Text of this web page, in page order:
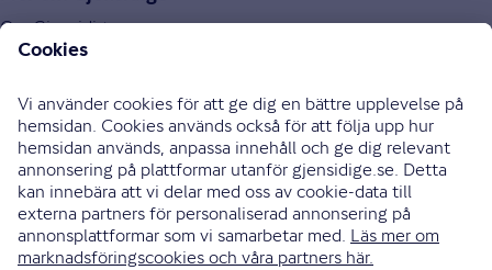
Om Gjensidige
Jobba hos oss
Press och media
Investor relations
Samarbetspartners
0771-326 326
Bli uppringd
Skriv till oss
Instagram